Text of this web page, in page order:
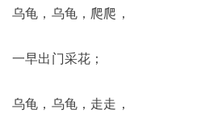
乌龟，乌龟，爬爬，
一早出门采花；
乌龟，乌龟，走走，